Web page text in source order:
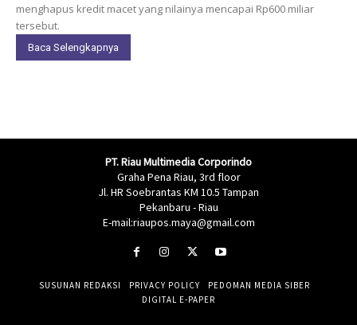
menghapus kredit macet yang nilainya mencapai Rp600 miliar
tersebut.
Baca Selengkapnya
PT. Riau Multimedia Corporindo
Graha Pena Riau, 3rd floor
Jl. HR Soebrantas KM 10.5 Tampan
Pekanbaru - Riau
E-mail:riaupos.maya@gmail.com
SUSUNAN REDAKSI PRIVACY POLICY
PEDOMAN MEDIA SIBER
DIGITAL E-PAPER